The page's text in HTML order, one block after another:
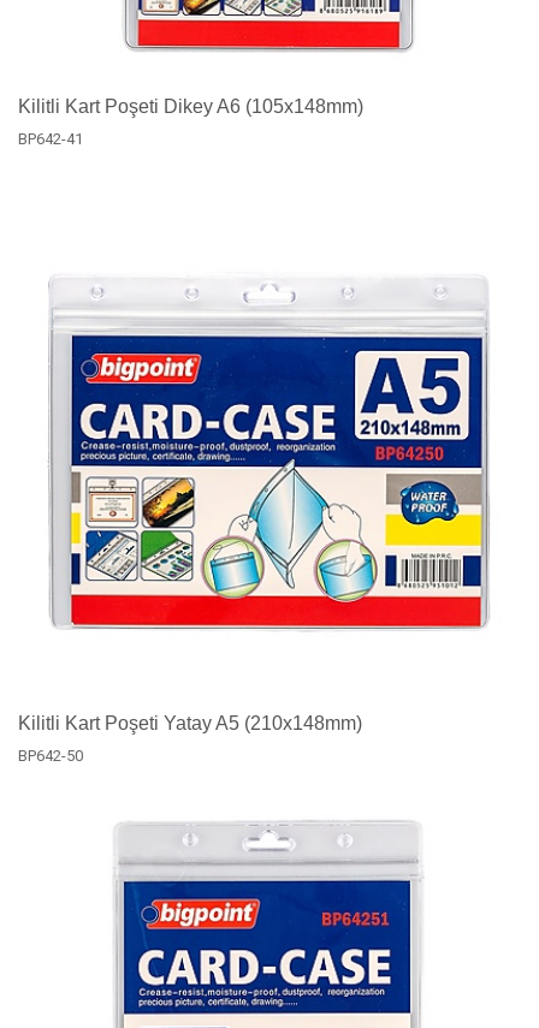
Kilitli Kart Poşeti Dikey A6 (105x148mm)
BP642-41
Kilitli Kart Poşeti Yatay A5 (210x148mm)
BP642-50